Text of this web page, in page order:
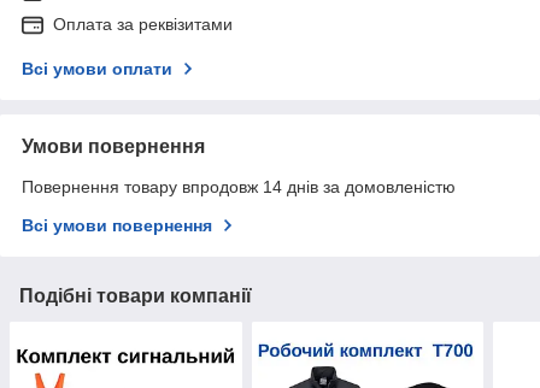
Оплата за реквізитами
Всі умови оплати
Умови повернення
Повернення товару впродовж 14 днів за домовленістю
Всі умови повернення
Подібні товари компанії